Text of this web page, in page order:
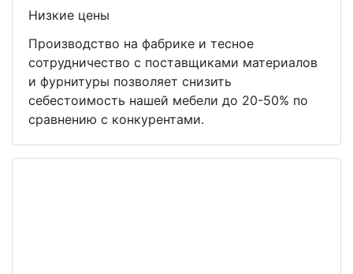
Низкие цены
Производство на фабрике и тесное
сотрудничество с поставщиками материалов
и фурнитуры позволяет снизить
себестоимость нашей мебели до 20-50% по
сравнению с конкурентами.